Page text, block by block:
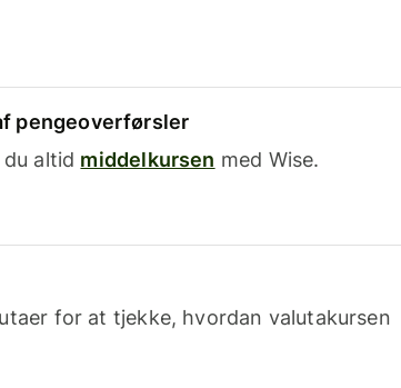
pengeoverførsler
altid middelkursen med Wise.
for at tjekke, hvordan valutakursen